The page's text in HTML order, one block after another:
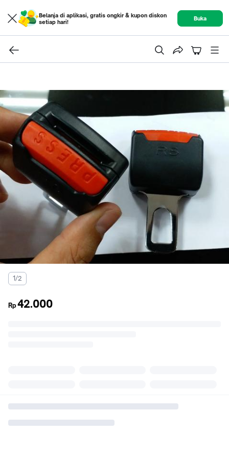
Belanja di aplikasi, gratis ongkir & kupon diskon
setiap hari!
Buka
1/2
Rp42.000